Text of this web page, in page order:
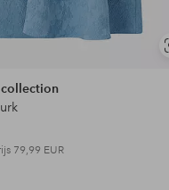
collection
79,99 EUR